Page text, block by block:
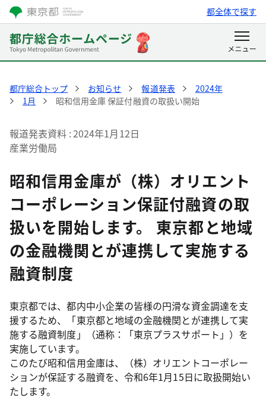
都全体で探す
都庁総合トップ お知らせ 報道発表
2024年
1月
昭和信用金庫 保証付融資の取扱い開始
報道発表資料 2024年1月12日
産業労働局
昭和信用金庫が（株）オリエント
コーポレーション保証付融資の取
扱いを開始します。 東京都と地域
の金融機関とが連携して実施する
融資制度
東京都では、都内中小企業の皆様の円滑な資金調達を支
援するため、「東京都と地域の金融機関とが連携して実
施する融資制度」（通称：「東京プラスサポート」）を
実施しています。
このたび昭和信用金庫は、（株）オリエントコーポレー
ションが保証する融資を、令和6年1月15日に取扱開始い
たします。